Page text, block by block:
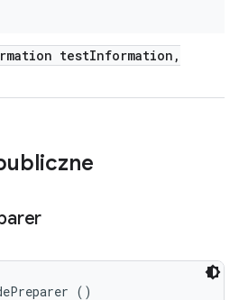
testInformation ,
()